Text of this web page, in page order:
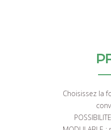
Choisissez la